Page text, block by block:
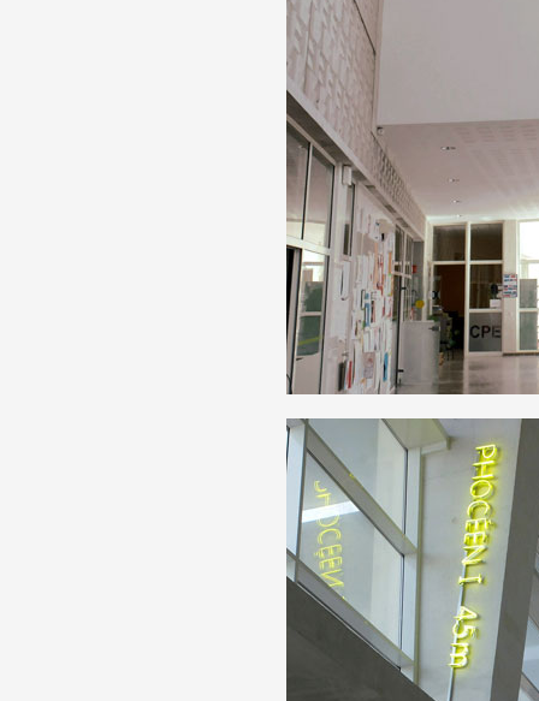
De A à Z
Année par année
Collection vidéos
Candidater